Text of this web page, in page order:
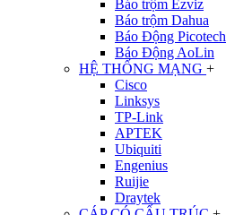
Báo trộm Ezviz
Báo trộm Dahua
Báo Động Picotech
Báo Động AoLin
HỆ THỐNG MẠNG +
Cisco
Linksys
TP-Link
APTEK
Ubiquiti
Engenius
Ruijie
Draytek